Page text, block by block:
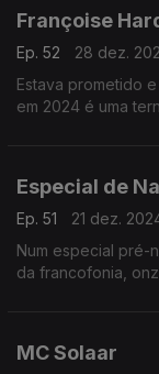
Françoise
Ep. 52
28 dez.
Estava prometido
em 2024 é uma
Especial de
Ep. 51
21 dez.
Num especial pré-
da francofonia,
MC Solaar